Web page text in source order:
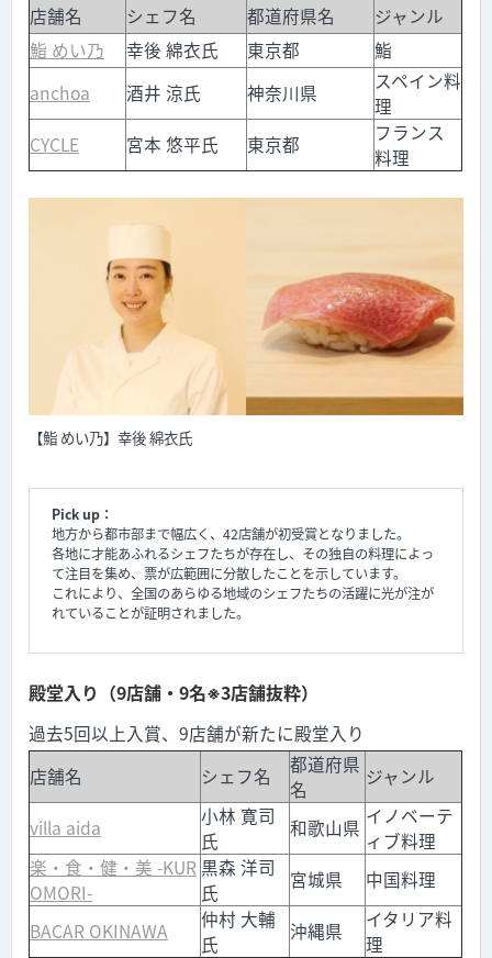
店舗名 シェフ名 都道府県名
ジャンル
鮨 めい乃
幸後 綿衣氏 東京都
鮨
anchoa
酒井 涼氏 神奈川県
スペイン料
理
CYCLE
宮本 悠平氏 東京都
フランス
料理
【鮨 めい乃】幸後 綿衣氏
Pick up：
地方から都市部まで幅広く、42店舗が初受賞となりました。
各地に才能あふれるシェフたちが存在し、その独自の料理によっ
て注目を集め、票が広範囲に分散したことを示しています。
これにより、全国のあらゆる地域のシェフたちの活躍に光が注が
れていることが証明されました。
殿堂入り（9店舗・9名※3店舗抜粋）
過去5回以上入賞、9店舗が新たに殿堂入り
店舗名
シェフ名
都道府県
名
ジャンル
villa aida
小林 寛司
氏
和歌山県 イノベーテ
ィブ料理
楽・食・健・美 -KUR
OMORI-
黒森 洋司
氏
宮城県 中国料理
BACAR OKINAWA
仲村 大輔
氏
沖縄県
イタリア料
理